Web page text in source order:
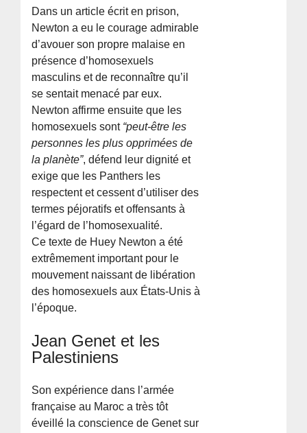
Dans un article écrit en prison,
Newton a eu le courage admirable
d’avouer son propre malaise en
présence d’homosexuels
masculins et de reconnaître qu’il
se sentait menacé par eux.
Newton affirme ensuite que les
homosexuels sont “peut-être les
personnes les plus opprimées de
la planète”, défend leur dignité et
exige que les Panthers les
respectent et cessent d’utiliser des
termes péjoratifs et offensants à
l’égard de l’homosexualité.
Ce texte de Huey Newton a été
extrêmement important pour le
mouvement naissant de libération
des homosexuels aux États-Unis à
l’époque.
Jean Genet et les
Palestiniens
Son expérience dans l’armée
française au Maroc a très tôt
éveillé la conscience de Genet sur